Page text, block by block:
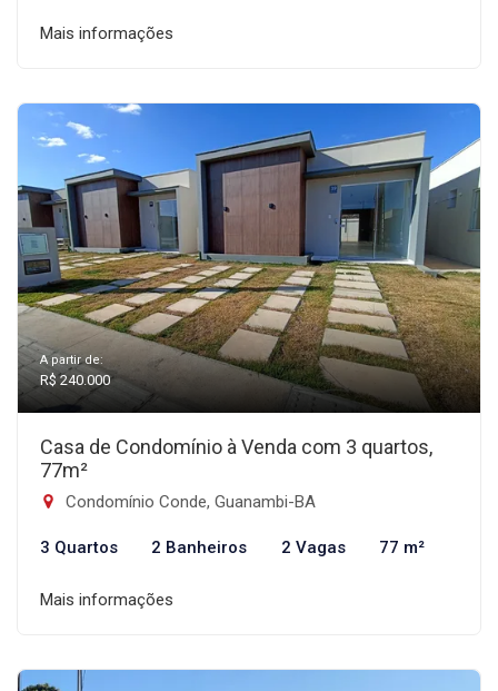
Mais informações
A partir de:
R$ 240.000
Casa de Condomínio à Venda com 3 quartos,
77m²
Condomínio Conde, Guanambi-BA
3 Quartos 2 Banheiros 2 Vagas 77 m²
Mais informações